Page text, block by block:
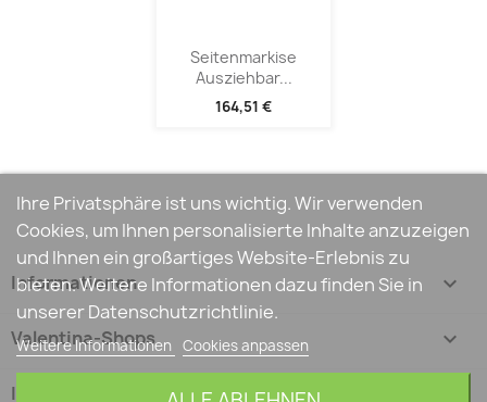
Seitenmarkise
Ausziehbar...
164,51 €
Informationen 
Valentina-Shops 
Ihr Konto
Ihre Privatsphäre ist uns wichtig. Wir verwenden
Cookies, um Ihnen personalisierte Inhalte anzuzeigen
und Ihnen ein großartiges Website-Erlebnis zu
bieten. Weitere Informationen dazu finden Sie in
unserer Datenschutzrichtlinie.
Weitere Informationen Cookies anpassen